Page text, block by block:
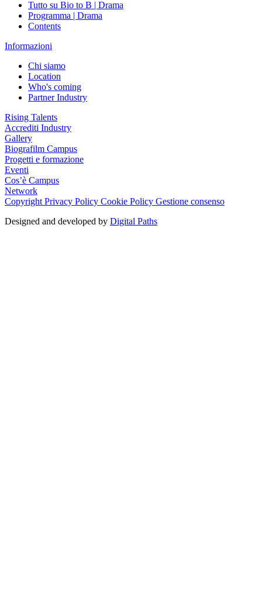
Tutto su Bio to B | Drama
Programma | Drama
Contents
Informazioni
Chi siamo
Location
Who's coming
Partner Industry
Rising Talents
Accrediti Industry
Gallery
Biografilm Campus
Progetti e formazione
Eventi
Cos’è Campus
Network
Copyright Privacy Policy Cookie Policy Gestione consenso
Designed and developed by Digital Paths